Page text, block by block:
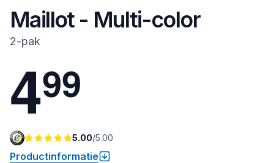
Maillot - Multi-color
2-pak
499
5.00/5.00
Productinformatie